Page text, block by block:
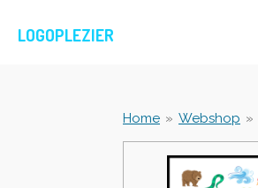
direct
LOGOPLEZIER
Home » Webshop »